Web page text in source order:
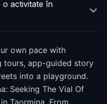
o activitate în
own pace with
tours, app-guided story
into a playground.
Seeking The Vial Of
Taormina. From